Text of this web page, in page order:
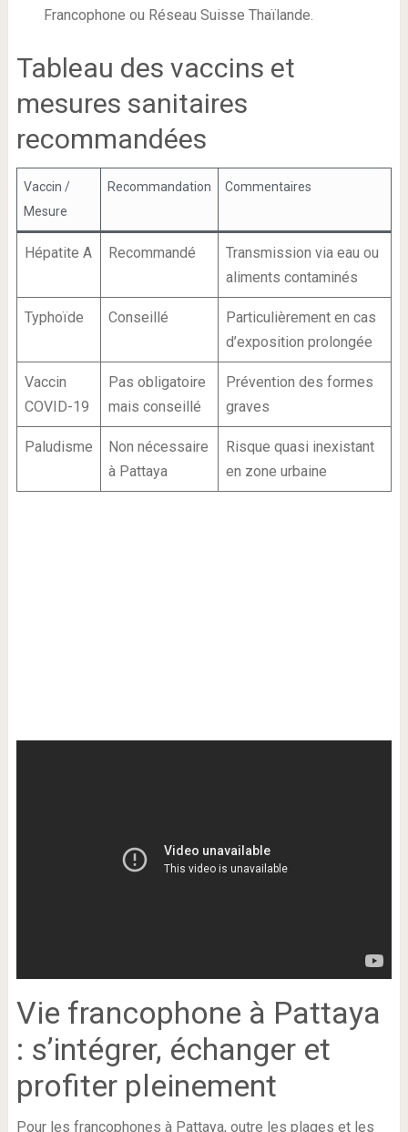
Francophone ou Réseau Suisse Thaïlande.
Tableau des vaccins et
mesures sanitaires
recommandées
Vaccin /
Mesure
Recommandation Commentaires
Hépatite A Recommandé
Transmission via eau ou
aliments contaminés
Typhoïde Conseillé
Particulièrement en cas
d’exposition prolongée
Vaccin
COVID-19
Pas obligatoire
mais conseillé
Prévention des formes
graves
Paludisme
Non nécessaire
à Pattaya
Risque quasi inexistant
en zone urbaine
Vie francophone à Pattaya
: s’intégrer, échanger et
profiter pleinement
Pour les francophones à Pattaya, outre les plages et les